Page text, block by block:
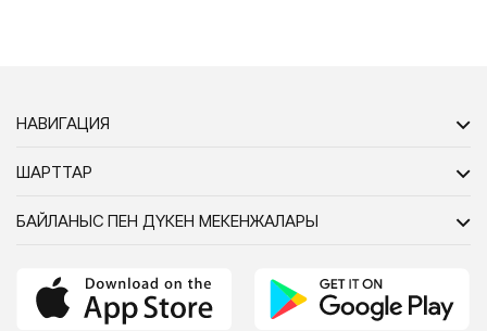
НАВИГАЦИЯ
ШАРТТАР
БАЙЛАНЫС ПЕН ДҮКЕН МЕКЕНЖАЛАРЫ